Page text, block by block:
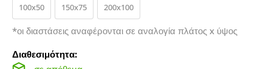
100x50 150x75 200x100
*οι διαστάσεις αναφέρονται σε αναλογία πλάτος x ύψος
Διαθεσιμότητα: